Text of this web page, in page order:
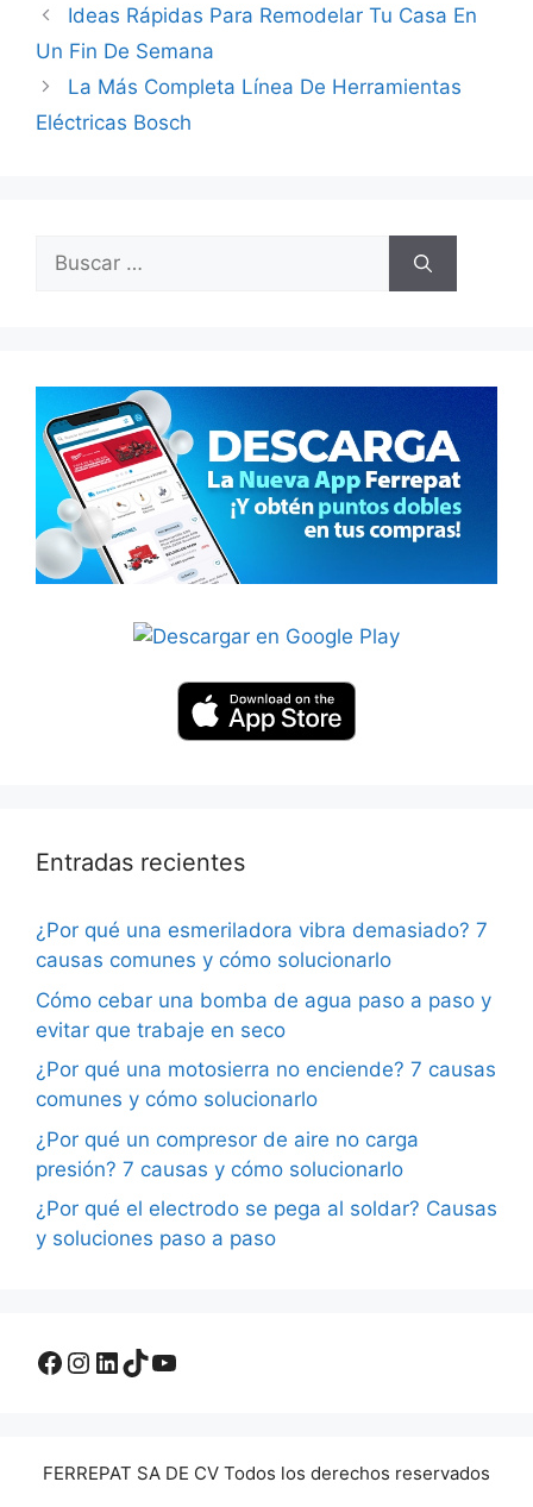
Ideas Rápidas Para Remodelar Tu Casa En
Un Fin De Semana
La Más Completa Línea De Herramientas
Eléctricas Bosch
Buscar:
Entradas recientes
¿Por qué una esmeriladora vibra demasiado? 7
causas comunes y cómo solucionarlo
Cómo cebar una bomba de agua paso a paso y
evitar que trabaje en seco
¿Por qué una motosierra no enciende? 7 causas
comunes y cómo solucionarlo
¿Por qué un compresor de aire no carga
presión? 7 causas y cómo solucionarlo
¿Por qué el electrodo se pega al soldar? Causas
y soluciones paso a paso
Facebook
Instagram
LinkedIn
TikTok
YouTube
FERREPAT SA DE CV Todos los derechos reservados